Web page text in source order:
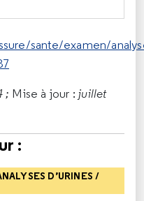
sante/examen/
; Mise à jour : juillet
:
D’URINES /